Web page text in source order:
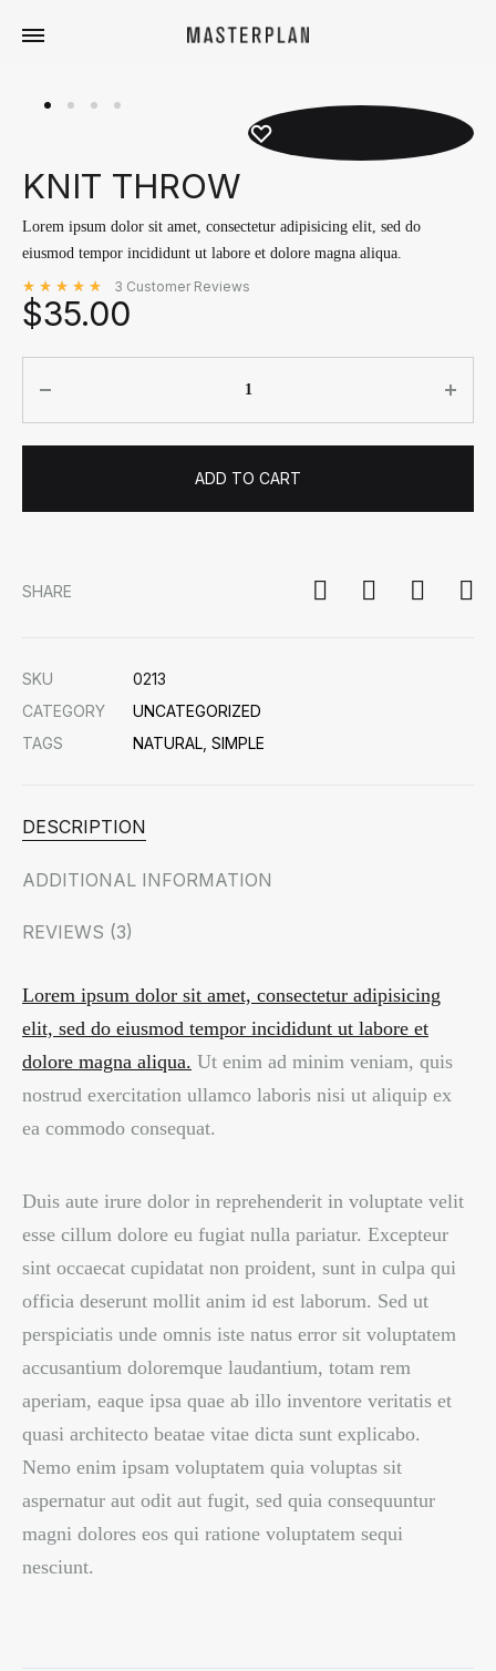
KNIT THROW
Lorem ipsum dolor sit amet, consectetur adipisicing elit, sed do
eiusmod tempor incididunt ut labore et dolore magna aliqua.
Rated 5.00 out of 5 based on
3 Customer Reviews
$35.00
ADD TO CART
SHARE
SKU
0213
CATEGORY
UNCATEGORIZED
TAGS
NATURAL SIMPLE
DESCRIPTION
ADDITIONAL INFORMATION
REVIEWS (3)
Lorem ipsum dolor sit amet, consectetur adipisicing
elit, sed do eiusmod tempor incididunt ut labore et
dolore magna aliqua. Ut enim ad minim veniam, quis
nostrud exercitation ullamco laboris nisi ut aliquip ex
ea commodo consequat.
Duis aute irure dolor in reprehenderit in voluptate velit
esse cillum dolore eu fugiat nulla pariatur. Excepteur
sint occaecat cupidatat non proident, sunt in culpa qui
officia deserunt mollit anim id est laborum. Sed ut
perspiciatis unde omnis iste natus error sit voluptatem
accusantium doloremque laudantium, totam rem
aperiam, eaque ipsa quae ab illo inventore veritatis et
quasi architecto beatae vitae dicta sunt explicabo.
Nemo enim ipsam voluptatem quia voluptas sit
aspernatur aut odit aut fugit, sed quia consequuntur
magni dolores eos qui ratione voluptatem sequi
nesciunt.